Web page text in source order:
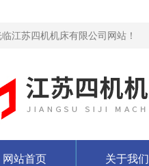
江苏四机机床有限公司网站！
网站首页 关于我们